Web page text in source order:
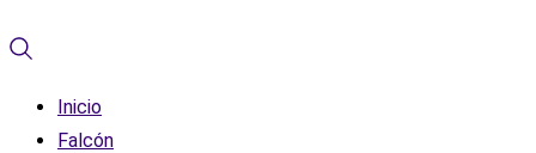
Inicio
Falcón